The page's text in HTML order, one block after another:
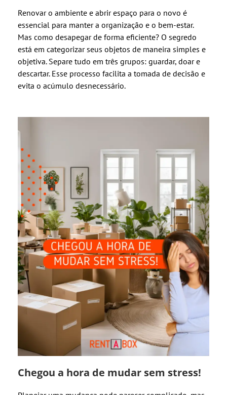
Renovar o ambiente e abrir espaço para o novo é
essencial para manter a organização e o bem-estar.
Mas como desapegar de forma eficiente? O segredo
está em categorizar seus objetos de maneira simples e
objetiva. Separe tudo em três grupos: guardar, doar e
descartar. Esse processo facilita a tomada de decisão e
evita o acúmulo desnecessário.
Chegou a hora de mudar sem stress!